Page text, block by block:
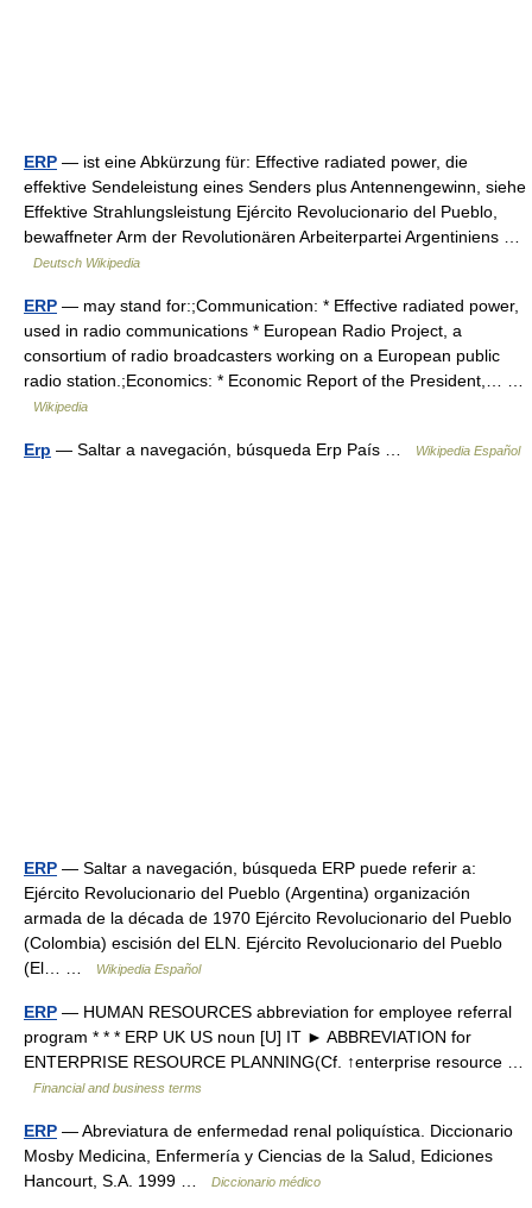
ERP — ist eine Abkürzung für: Effective radiated power, die
effektive Sendeleistung eines Senders plus Antennengewinn, siehe
Effektive Strahlungsleistung Ejército Revolucionario del Pueblo,
bewaffneter Arm der Revolutionären Arbeiterpartei Argentiniens …
Deutsch Wikipedia
ERP — may stand for:;Communication: * Effective radiated power,
used in radio communications * European Radio Project, a
consortium of radio broadcasters working on a European public
radio station.;Economics: * Economic Report of the President,… …
Wikipedia
Erp — Saltar a navegación, búsqueda Erp País … Wikipedia Español
ERP — Saltar a navegación, búsqueda ERP puede referir a:
Ejército Revolucionario del Pueblo (Argentina) organización
armada de la década de 1970 Ejército Revolucionario del Pueblo
(Colombia) escisión del ELN. Ejército Revolucionario del Pueblo
(El… …
Wikipedia Español
ERP — HUMAN RESOURCES abbreviation for employee referral
program * * * ERP UK US noun [U] IT ► ABBREVIATION for
ENTERPRISE RESOURCE PLANNING(Cf. ↑enterprise resource …
Financial and business terms
ERP — Abreviatura de enfermedad renal poliquística. Diccionario
Mosby Medicina, Enfermería y Ciencias de la Salud, Ediciones
Hancourt, S.A. 1999 …
Diccionario médico